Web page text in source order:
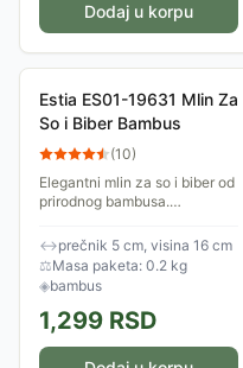
Dodaj u korpu
Estia ES01-19631 Mlin Za
So i Biber Bambus
(10)
Elegantni mlin za so i biber od
prirodnog bambusa.
mlevenje. Savršen za svaku
kuhinju.
↔prečnik 5 cm, visina 16 cm
⚖Masa paketa: 0.2 kg
◈bambus
1,299 RSD